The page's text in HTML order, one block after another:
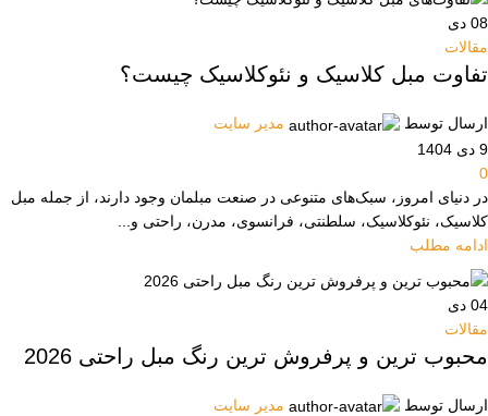
08 دی
مقالات
تفاوت‌ مبل کلاسیک و نئوکلاسیک چیست؟
ارسال توسط
مدیر سایت
9 دی 1404
0
در دنیای امروز، سبک‌های متنوعی در صنعت مبلمان وجود دارند، از جمله مبل
کلاسیک، نئوکلاسیک، سلطنتی، فرانسوی، مدرن، راحتی و...
ادامه مطلب
04 دی
مقالات
محبوب ترین و پرفروش ترین رنگ مبل راحتی 2026
ارسال توسط
مدیر سایت